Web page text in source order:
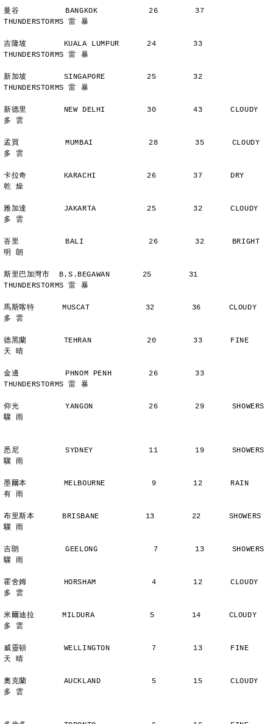
曼谷          BANGKOK           26        37
THUNDERSTORMS 雷 暴
吉隆坡        KUALA LUMPUR      24        33
THUNDERSTORMS 雷 暴
新加坡        SINGAPORE         25        32
THUNDERSTORMS 雷 暴
新德里        NEW DELHI         30        43      CLOUDY
多 雲
孟買          MUMBAI            28        35      CLOUDY
多 雲
卡拉奇        KARACHI           26        37      DRY
乾 燥
雅加達        JAKARTA           25        32      CLOUDY
多 雲
峇里          BALI              26        32      BRIGHT
明 朗
斯里巴加灣市  B.S.BEGAWAN       25        31
THUNDERSTORMS 雷 暴
馬斯喀特      MUSCAT            32        36      CLOUDY
多 雲
德黑蘭        TEHRAN            20        33      FINE
天 晴
金邊          PHNOM PENH        26        33
THUNDERSTORMS 雷 暴
仰光          YANGON            26        29      SHOWERS
驟 雨
悉尼          SYDNEY            11        19      SHOWERS
驟 雨
墨爾本        MELBOURNE          9        12      RAIN
有 雨
布里斯本      BRISBANE          13        22      SHOWERS
驟 雨
吉朗          GEELONG            7        13      SHOWERS
驟 雨
霍舍姆        HORSHAM            4        12      CLOUDY
多 雲
米爾迪拉      MILDURA            5        14      CLOUDY
多 雲
威靈頓        WELLINGTON         7        13      FINE
天 晴
奧克蘭        AUCKLAND           5        15      CLOUDY
多 雲